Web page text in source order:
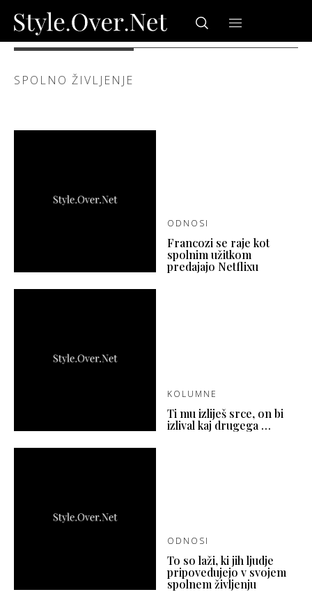
SPOLNO ŽIVLJENJE
ODNOSI
Francozi se raje kot
spolnim užitkom
predajajo Netflixu
KOLUMNE
Ti mu izliješ srce, on bi
izlival kaj drugega …
ODNOSI
To so laži, ki jih ljudje
pripovedujejo v svojem
spolnem življenju